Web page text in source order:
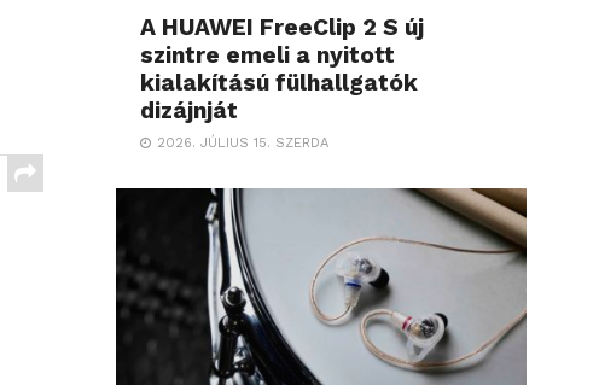
A HUAWEI FreeClip 2 S új
szintre emeli a nyitott
kialakítású fülhallgatók
dizájnját
2026. JÚLIUS 15. SZERDA